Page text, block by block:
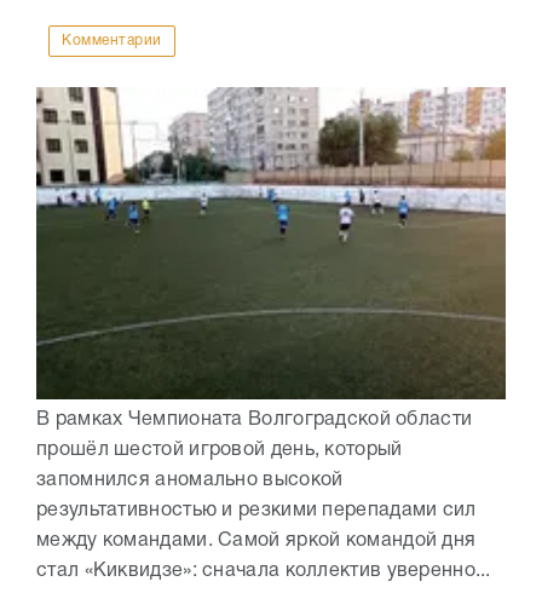
Комментарии
В рамках Чемпионата Волгоградской области
прошёл шестой игровой день, который
запомнился аномально высокой
результативностью и резкими перепадами сил
между командами. Самой яркой командой дня
стал «Киквидзе»: сначала коллектив уверенно...